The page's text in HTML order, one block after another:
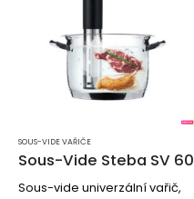
SOUS-VIDE VAŘIČE
Sous-Vide Steba SV 60
Sous-vide univerzální vařič,